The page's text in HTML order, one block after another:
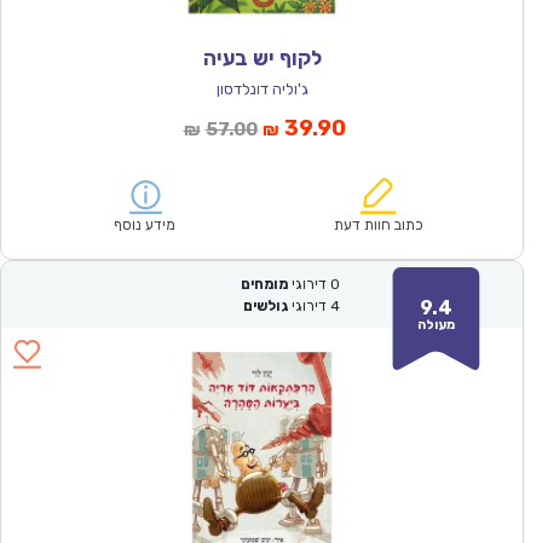
לקוף יש בעיה
ג'וליה דונלדסון
₪ 57.00המחיר
₪57.00.
₪ 39.90המחיר
הוא:
כתוב חוות דעת מידע נוסף
9.4
מעולה
0 דירוגי מומחים
4 דירוגי גולשים